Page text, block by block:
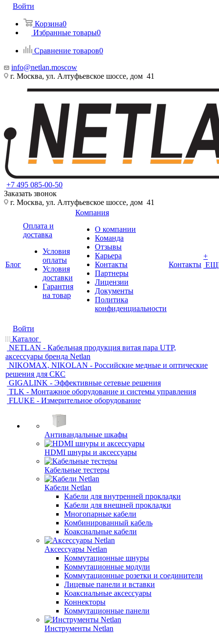
Войти
Корзина0
Избранные товары0
Сравнение товаров0
info@netlan.moscow
г. Москва, ул. Алтуфьевское шоссе, дом 41
+7 495 085-00-50
Заказать звонок
г. Москва, ул. Алтуфьевское шоссе, дом 41
Блог
Оплата и
доставка
Условия
оплаты
Условия
доставки
Гарантия
на товар
Компания
О компании
Команда
Отзывы
Карьера
Контакты
Партнеры
Лицензии
Документы
Политика
конфиденциальности
Контакты
+
Войти
Каталог
NETLAN - Кабельная продукция витая пара UTP,
аксессуары бренда Netlan
NIKOMAX, NIKOLAN - Российские медные и оптические
решения для СКС
GIGALINK - Эффективные сетевые решения
TLK - Монтажное оборудование и системы управления
FLUKE - Измерительное оборудование
Антивандальные шкафы
HDMI шнуры и аксессуары
Кабельные тестеры
Кабели Netlan
Кабели для внутренней прокладки
Кабели для внешней прокладки
Многопарные кабели
Комбинированный кабель
Коаксиальные кабели
Аксессуары Netlan
Коммутационные шнуры
Коммутационные модули
Коммутационные розетки и соединители
Лицевые панели и вставки
Коаксиальные аксессуары
Коннекторы
Коммутационные панели
Инструменты Netlan